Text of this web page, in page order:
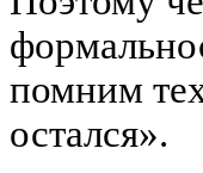
помним
остался».